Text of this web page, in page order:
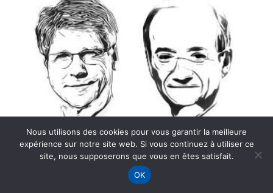
 21/11/2024
Nous utilisons des cookies pour vous garantir la meilleure
expérience sur notre site web. Si vous continuez à utiliser ce
site, nous supposerons que vous en êtes satisfait.
OK